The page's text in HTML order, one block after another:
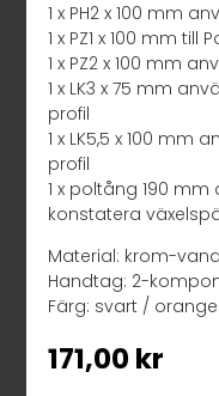
1 x PH2 x 100 mm
1 x PZ1 x 100 mm till
1 x PZ2 x 100 mm
1 x LK3 x 75 mm
profil
1 x LK5,5 x 100 mm
profil
1 x poltång 190
konstatera
Material: krom-
Handtag: 2-
Färg: svart / orange
171,00 kr